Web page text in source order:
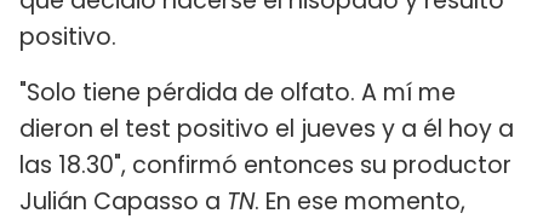
positivo.
"Solo tiene pérdida de olfato. A mí me
dieron el test positivo el jueves y a él hoy a
las 18.30", confirmó entonces su productor
Julián Capasso a TN. En ese momento,